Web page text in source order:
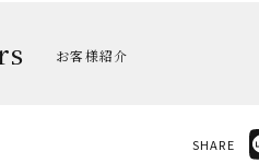
お客様紹介
SHARE